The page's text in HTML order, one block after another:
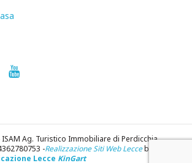
ISAM Ag. Turistico Immobiliare di Perdicchia
-Realizzazione Siti Web Lecceby
Lecce KinGart